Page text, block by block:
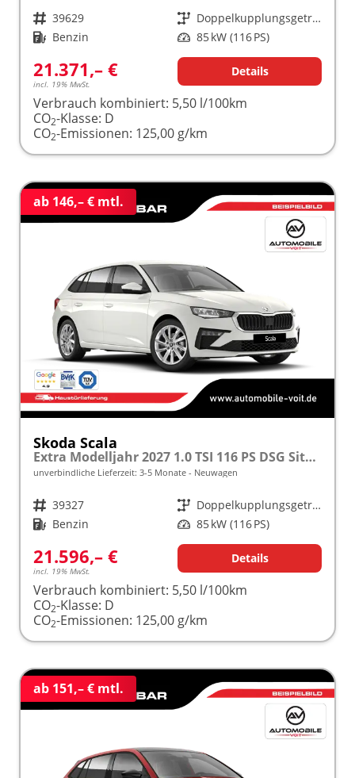
Fahrzeugnr. 39629 Getriebe
Doppelkupplungsgetriebe (DSG)
Kraftstoff Benzin Leistung 85 kW (116 PS)
21.371,– €
incl. 19% MwSt.
Details
Verbrauch kombiniert: 5,50 l/100km
CO2-Klasse: D
CO2-Emissionen: 125,00 g/km
ab 146,– € mtl.
Skoda Scala
Extra Modelljahr 2027 1.0 TSI 116 PS DSG Sitzheizung inkl. 5 J. Garantie frei konfigurierbar
unverbindliche Lieferzeit: 3-5 Monate Neuwagen
Fahrzeugnr. 39327 Getriebe
Doppelkupplungsgetriebe (DSG)
Kraftstoff Benzin Leistung 85 kW (116 PS)
21.596,– €
incl. 19% MwSt.
Details
Verbrauch kombiniert: 5,50 l/100km
CO2-Klasse: D
CO2-Emissionen: 125,00 g/km
ab 151,– € mtl.